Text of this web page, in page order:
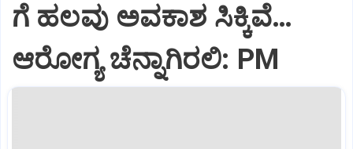
ಗೆ ಹಲವು ಅವಕಾಶ ಸಿಕ್ಕಿವೆ…
ಆರೋಗ್ಯ ಚೆನ್ನಾಗಿರಲಿ: PM